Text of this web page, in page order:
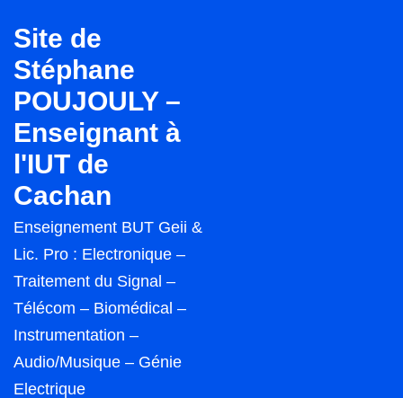
passer
au
contenu
principal
Site de
Stéphane
POUJOULY –
Enseignant à
l'IUT de
Cachan
Enseignement BUT Geii &
Lic. Pro : Electronique –
Traitement du Signal –
Télécom – Biomédical –
Instrumentation –
Audio/Musique – Génie
Electrique